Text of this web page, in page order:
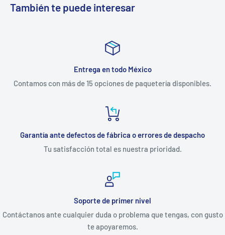
También te puede interesar
Entrega en todo México
Contamos con más de 15 opciones de paquetería disponibles.
Garantía ante defectos de fábrica o errores de despacho
Tu satisfacción total es nuestra prioridad.
Soporte de primer nivel
Contáctanos ante cualquier duda o problema que tengas, con gusto
te apoyaremos.